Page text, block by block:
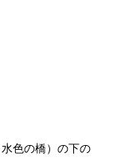
色の橋）の下の